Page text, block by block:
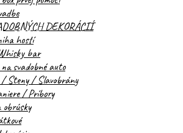
DEKORÁCIÍ
hostí
bar
svadobné auto
/ Steny / Slavobrány
/ Príbory